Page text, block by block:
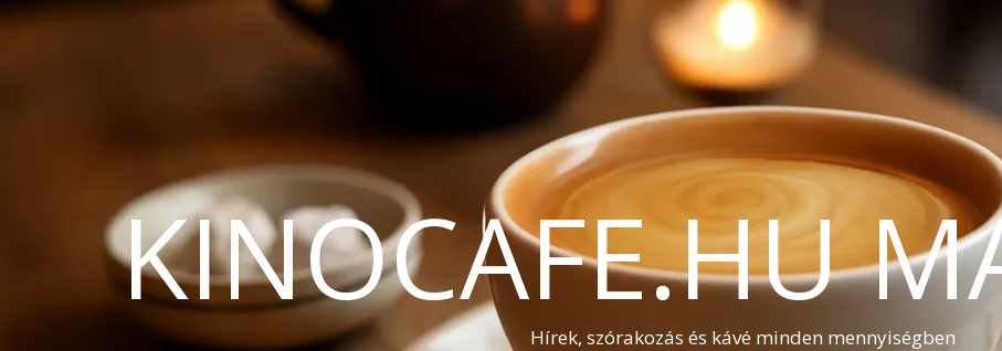
KINOCAFE.HU
Hírek, szórakozás és kávé minden mennyiségben